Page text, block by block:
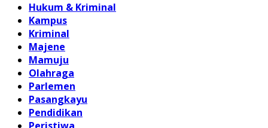
Hukum & Kriminal
Kampus
Kriminal
Majene
Mamuju
Olahraga
Parlemen
Pasangkayu
Pendidikan